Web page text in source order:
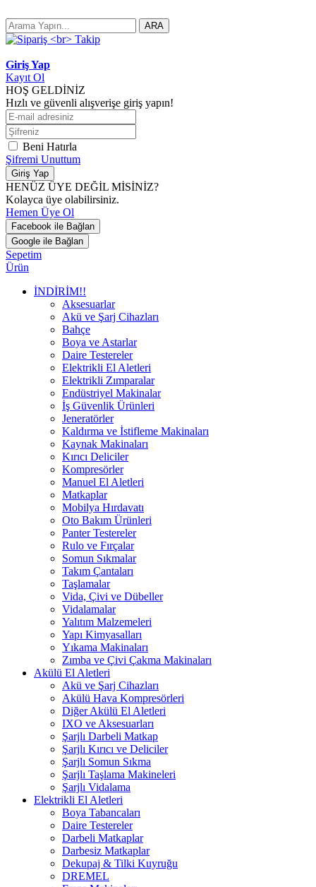
ARA
Giriş Yap
Kayıt Ol
HOŞ GELDİNİZ
Hızlı ve güvenli alışverişe giriş yapın!
Beni Hatırla
Şifremi Unuttum
Giriş Yap
HENÜZ ÜYE DEĞİL MİSİNİZ?
Kolayca üye olabilirsiniz.
Hemen Üye Ol
Facebook ile Bağlan
Google ile Bağlan
Sepetim
Ürün
İNDİRİM!!
Aksesuarlar
Akü ve Şarj Cihazları
Bahçe
Boya ve Astarlar
Daire Testereler
Elektrikli El Aletleri
Elektrikli Zımparalar
Endüstriyel Makinalar
İş Güvenlik Ürünleri
Jeneratörler
Kaldırma ve İstifleme Makinaları
Kaynak Makinaları
Kırıcı Deliciler
Kompresörler
Manuel El Aletleri
Matkaplar
Mobilya Hırdavatı
Oto Bakım Ürünleri
Panter Testereler
Rulo ve Fırçalar
Somun Sıkmalar
Takım Çantaları
Taşlamalar
Vida, Çivi ve Dübeller
Vidalamalar
Yalıtım Malzemeleri
Yapı Kimyasalları
Yıkama Makinaları
Zımba ve Çivi Çakma Makinaları
Akülü El Aletleri
Akü ve Şarj Cihazları
Akülü Hava Kompresörleri
Diğer Akülü El Aletleri
IXO ve Aksesuarları
Şarjlı Darbeli Matkap
Şarjlı Kırıcı ve Deliciler
Şarjlı Somun Sıkma
Şarjlı Taşlama Makineleri
Şarjlı Vidalama
Elektrikli El Aletleri
Boya Tabancaları
Daire Testereler
Darbeli Matkaplar
Darbesiz Matkaplar
Dekupaj & Tilki Kuyruğu
DREMEL